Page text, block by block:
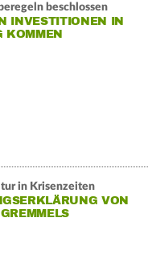
beschlossen
INVESTITIONEN IN
KOMMEN
in Krisenzeiten
VON